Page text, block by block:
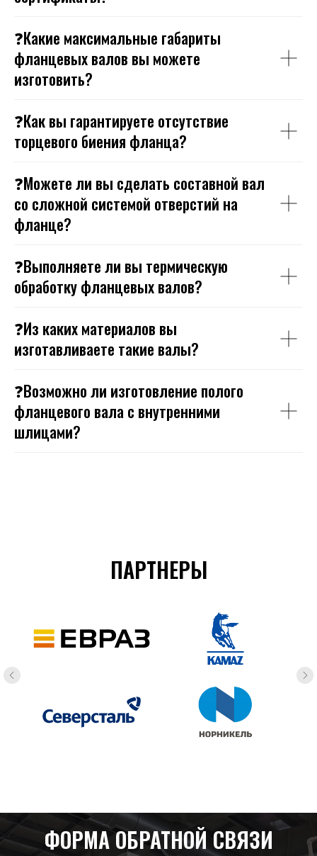
❓Какие максимальные габариты
фланцевых валов вы можете
изготовить?
❓Как вы гарантируете отсутствие
торцевого биения фланца?
❓Можете ли вы сделать составной вал
со сложной системой отверстий на
фланце?
❓Выполняете ли вы термическую
обработку фланцевых валов?
❓Из каких материалов вы
изготавливаете такие валы?
❓Возможно ли изготовление полого
фланцевого вала с внутренними
шлицами?
ПАРТНЕРЫ
ФОРМА ОБРАТНОЙ СВЯЗИ